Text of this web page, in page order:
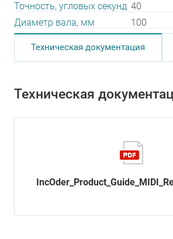
Точность, угловых секунд 40
Диаметр вала, мм
100
Техническая документация
Техническая